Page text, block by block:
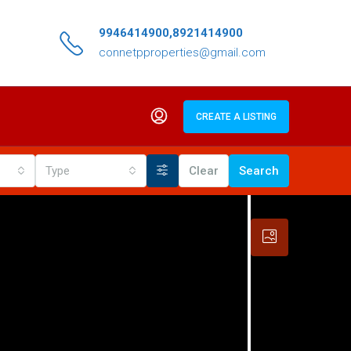
9946414900,8921414900
connetpproperties@gmail.com
CREATE A LISTING
Type Clear Search